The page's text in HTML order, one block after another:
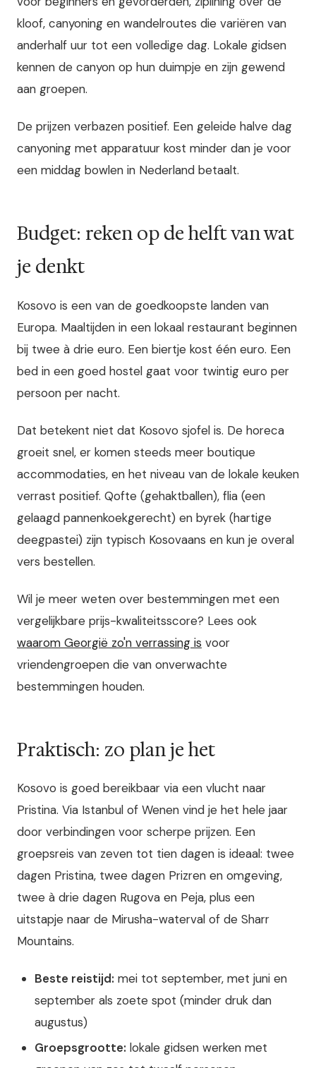
kloof, canyoning en wandelroutes die variëren van
anderhalf uur tot een volledige dag. Lokale gidsen
kennen de canyon op hun duimpje en zijn gewend
aan groepen.
De prijzen verbazen positief. Een geleide halve dag
canyoning met apparatuur kost minder dan je voor
een middag bowlen in Nederland betaalt.
Budget: reken op de helft van wat
je denkt
Kosovo is een van de goedkoopste landen van
Europa. Maaltijden in een lokaal restaurant beginnen
bij twee à drie euro. Een biertje kost één euro. Een
bed in een goed hostel gaat voor twintig euro per
persoon per nacht.
Dat betekent niet dat Kosovo sjofel is. De horeca
groeit snel, er komen steeds meer boutique
accommodaties, en het niveau van de lokale keuken
verrast positief. Qofte (gehaktballen), flia (een
gelaagd pannenkoekgerecht) en byrek (hartige
deegpastei) zijn typisch Kosovaans en kun je overal
vers bestellen.
Wil je meer weten over bestemmingen met een
vergelijkbare prijs-kwaliteitsscore? Lees ook
waarom Georgië zo'n verrassing is voor
vriendengroepen die van onverwachte
bestemmingen houden.
Praktisch: zo plan je het
Kosovo is goed bereikbaar via een vlucht naar
Pristina. Via Istanbul of Wenen vind je het hele jaar
door verbindingen voor scherpe prijzen. Een
groepsreis van zeven tot tien dagen is ideaal: twee
dagen Pristina, twee dagen Prizren en omgeving,
twee à drie dagen Rugova en Peja, plus een
uitstapje naar de Mirusha-waterval of de Sharr
Mountains.
Beste reistijd: mei tot september, met juni en
september als zoete spot (minder druk dan
augustus)
Groepsgrootte: lokale gidsen werken met